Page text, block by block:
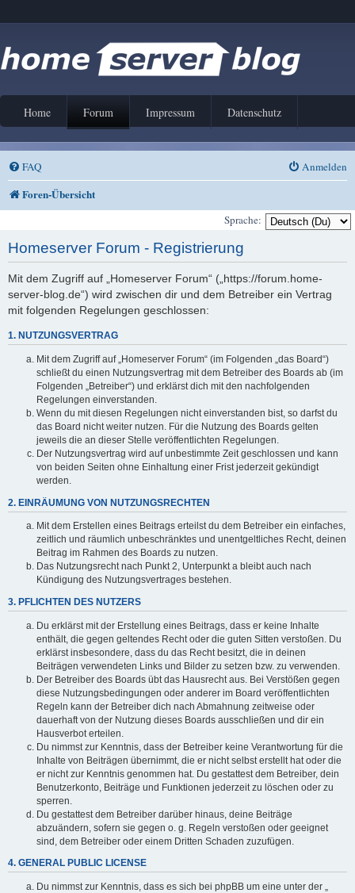
Home Forum Impressum Datenschutz
FAQ Anmelden
Foren-Übersicht
Sprache:
Homeserver Forum - Registrierung
Mit dem Zugriff auf „Homeserver Forum“ („https://forum.home-
server-blog.de“) wird zwischen dir und dem Betreiber ein Vertrag
mit folgenden Regelungen geschlossen:
1. NUTZUNGSVERTRAG
Mit dem Zugriff auf „Homeserver Forum“ (im Folgenden „das Board“)
schließt du einen Nutzungsvertrag mit dem Betreiber des Boards ab (im
Folgenden „Betreiber“) und erklärst dich mit den nachfolgenden
Regelungen einverstanden.
Wenn du mit diesen Regelungen nicht einverstanden bist, so darfst du
das Board nicht weiter nutzen. Für die Nutzung des Boards gelten
jeweils die an dieser Stelle veröffentlichten Regelungen.
Der Nutzungsvertrag wird auf unbestimmte Zeit geschlossen und kann
von beiden Seiten ohne Einhaltung einer Frist jederzeit gekündigt
werden.
2. EINRÄUMUNG VON NUTZUNGSRECHTEN
Mit dem Erstellen eines Beitrags erteilst du dem Betreiber ein einfaches,
zeitlich und räumlich unbeschränktes und unentgeltliches Recht, deinen
Beitrag im Rahmen des Boards zu nutzen.
Das Nutzungsrecht nach Punkt 2, Unterpunkt a bleibt auch nach
Kündigung des Nutzungsvertrages bestehen.
3. PFLICHTEN DES NUTZERS
Du erklärst mit der Erstellung eines Beitrags, dass er keine Inhalte
enthält, die gegen geltendes Recht oder die guten Sitten verstoßen. Du
erklärst insbesondere, dass du das Recht besitzt, die in deinen
Beiträgen verwendeten Links und Bilder zu setzen bzw. zu verwenden.
Der Betreiber des Boards übt das Hausrecht aus. Bei Verstößen gegen
diese Nutzungsbedingungen oder anderer im Board veröffentlichten
Regeln kann der Betreiber dich nach Abmahnung zeitweise oder
dauerhaft von der Nutzung dieses Boards ausschließen und dir ein
Hausverbot erteilen.
Du nimmst zur Kenntnis, dass der Betreiber keine Verantwortung für die
Inhalte von Beiträgen übernimmt, die er nicht selbst erstellt hat oder die
er nicht zur Kenntnis genommen hat. Du gestattest dem Betreiber, dein
Benutzerkonto, Beiträge und Funktionen jederzeit zu löschen oder zu
sperren.
Du gestattest dem Betreiber darüber hinaus, deine Beiträge
abzuändern, sofern sie gegen o. g. Regeln verstoßen oder geeignet
sind, dem Betreiber oder einem Dritten Schaden zuzufügen.
4. GENERAL PUBLIC LICENSE
Du nimmst zur Kenntnis, dass es sich bei phpBB um eine unter der „